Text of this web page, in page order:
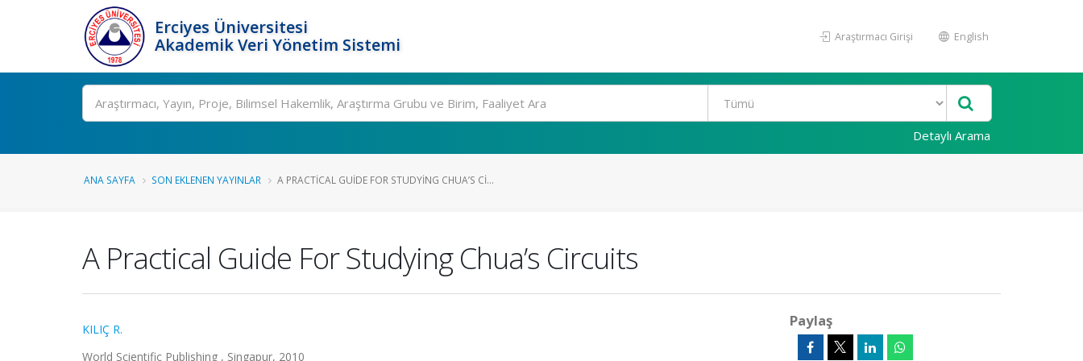
Erciyes Üniversitesi
Akademik Veri Yönetim Sistemi
Araştırmacı Girişi English
Ara
Detaylı Arama
ANA SAYFA SON EKLENEN YAYINLAR A PRACTICAL GUIDE FOR STUDYING CHUA’S CI...
A Practical Guide For Studying Chua’s Circuits
KILIÇ R.
World Scientific Publishing , Singapur, 2010
Paylaş